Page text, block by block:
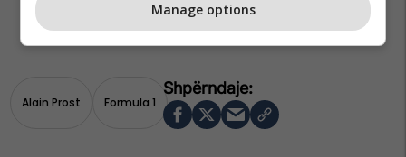
Alain Prost Formula 1
Manage options